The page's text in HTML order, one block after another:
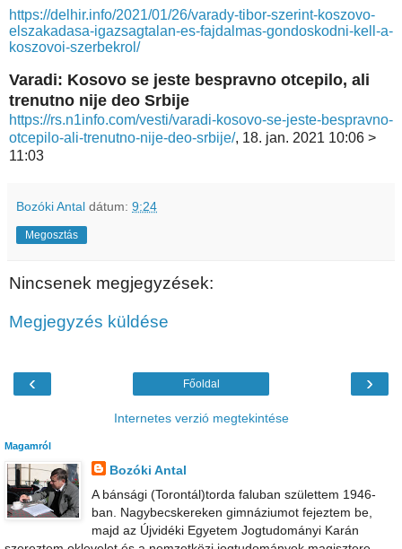
https://delhir.info/2021/01/26/varady-tibor-szerint-koszovo-
elszakadasa-igazsagtalan-es-fajdalmas-gondoskodni-kell-a-
koszovoi-szerbekrol/
Varadi: Kosovo se jeste bespravno otcepilo, ali
trenutno nije deo Srbije
https://rs.n1info.com/vesti/varadi-kosovo-se-jeste-bespravno-
otcepilo-ali-trenutno-nije-deo-srbije/, 18. jan. 2021 10:06 >
11:03
Bozóki Antal dátum: 9:24
Megosztás
Nincsenek megjegyzések:
Megjegyzés küldése
‹ ›
Főoldal
Internetes verzió megtekintése
Magamról
Bozóki Antal
A bánsági (Torontál)torda faluban születtem 1946-
ban. Nagybecskereken gimnáziumot fejeztem be,
majd az Újvidéki Egyetem Jogtudományi Karán